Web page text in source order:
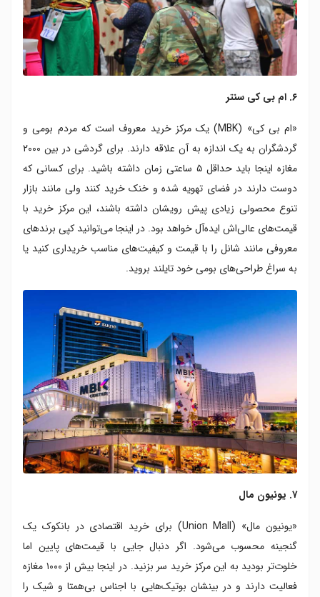
۶. ام بی کی سنتر
«ام بی کی» (MBK) یک مرکز خرید معروف است که مردم بومی و
گردشگران به یک اندازه به آن علاقه دارند. برای گردشی در بین ۲۰۰۰
مغازه اینجا باید حداقل ۵ ساعتی زمان داشته باشید. برای کسانی که
دوست دارند در فضای تهویه شده و خنک خرید کنند ولی مانند بازار
تنوع محصولی زیادی پیش رویشان داشته باشند، این مرکز خرید با
قیمت‌های عالی‌اش ایده‌آل خواهد بود. در اینجا می‌توانید کپی برندهای
معروفی مانند شانل را با قیمت و کیفیت‌های مناسب خریداری کنید یا
به سراغ طراحی‌های بومی خود تایلند بروید.
۷. یونیون مال
«یونیون مال» (Union Mall) برای خرید اقتصادی در بانکوک یک
گنجینه محسوب می‌شود. اگر دنبال جایی با قیمت‌های پایین اما
خلوت‌تر بودید به این مرکز خرید سر بزنید. در اینجا بیش از ۱۰۰۰ مغازه
فعالیت دارند و در بینشان بوتیک‌هایی با اجناس بی‌همتا و شیک را